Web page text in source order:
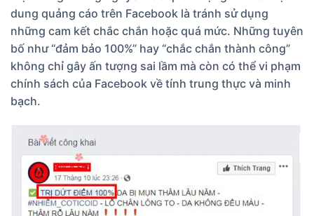
dung quảng cáo trên Facebook là tránh sử dụng
những cam kết chắc chắn hoặc quá mức. Những tuyên
bố như “đảm bảo 100%” hay “chắc chắn thành công”
không chỉ gây ấn tượng sai lầm mà còn có thể vi phạm
chính sách của Facebook về tính trung thực và minh
bạch.